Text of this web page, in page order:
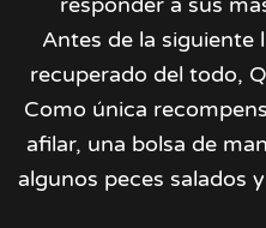
Antes de la siguiente
recuperado del todo,
Como única
afilar, una bolsa de
algunos peces salados